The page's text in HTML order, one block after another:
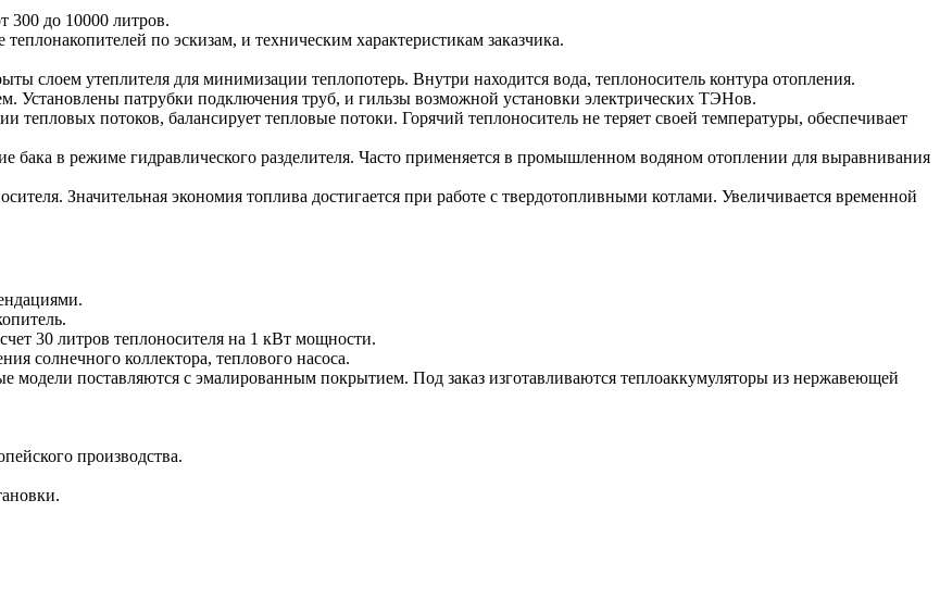
300 до 10000 литров.
по эскизам, и техническим характеристикам заказчика.
слоем утеплителя для минимизации теплопотерь. Внутри находится вода, теплоноситель контура отопления.
Установлены патрубки подключения труб, и гильзы возможной установки электрических ТЭНов.
потоков, балансирует тепловые потоки. Горячий теплоноситель не теряет своей температуры, обеспечивает
бака в режиме гидравлического разделителя. Часто применяется в промышленном водяном отоплении для выравнивания
Значительная экономия топлива достигается при работе с твердотопливными котлами. Увеличивается временной
30 литров теплоносителя на 1 кВт мощности.
солнечного коллектора, теплового насоса.
модели поставляются с эмалированным покрытием. Под заказ изготавливаются теплоаккумуляторы из нержавеющей
производства.